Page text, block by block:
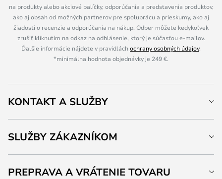
na produkty alebo akciové balíčky, odporúčania a predstavenia produktov,
ako aj obsah od možných partnerov pre spoluprácu a prieskumy, ako aj
žiadosti o recenzie a odporúčania na nákup. Odber môžete kedykoľvek
zrušiť kliknutím na odkaz na odhlásenie, ktorý je súčasťou e-mailov.
Ďalšie informácie nájdete v pravidláchochrany osobných údajov.
*minimálna hodnota objednávky je 249 €.
KONTAKT A SLUŽBY
SLUŽBY ZÁKAZNÍKOM
PREPRAVA A VRÁTENIE TOVARU